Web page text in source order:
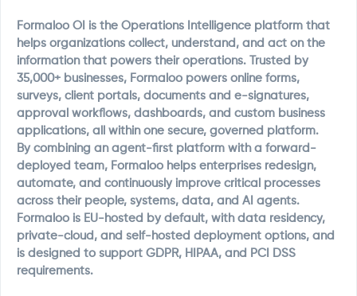
Formaloo OI is the Operations Intelligence platform that
helps organizations collect, understand, and act on the
information that powers their operations. Trusted by
35,000+ businesses, Formaloo powers online forms,
surveys, client portals, documents and e-signatures,
approval workflows, dashboards, and custom business
applications, all within one secure, governed platform.
By combining an agent-first platform with a forward-
deployed team, Formaloo helps enterprises redesign,
automate, and continuously improve critical processes
across their people, systems, data, and AI agents.
Formaloo is EU-hosted by default, with data residency,
private-cloud, and self-hosted deployment options, and
is designed to support GDPR, HIPAA, and PCI DSS
requirements.